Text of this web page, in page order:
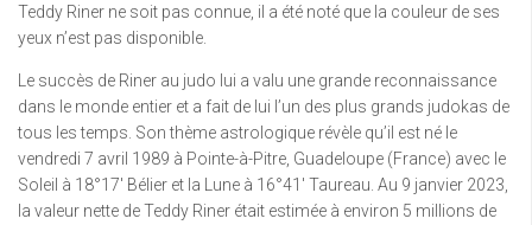
Teddy Riner ne soit pas connue, il a été noté que la couleur de ses
yeux n’est pas disponible.
Le succès de Riner au judo lui a valu une grande reconnaissance
dans le monde entier et a fait de lui l’un des plus grands judokas de
tous les temps. Son thème astrologique révèle qu’il est né le
vendredi 7 avril 1989 à Pointe-à-Pitre, Guadeloupe (France) avec le
Soleil à 18°17′ Bélier et la Lune à 16°41′ Taureau. Au 9 janvier 2023,
la valeur nette de Teddy Riner était estimée à environ 5 millions de